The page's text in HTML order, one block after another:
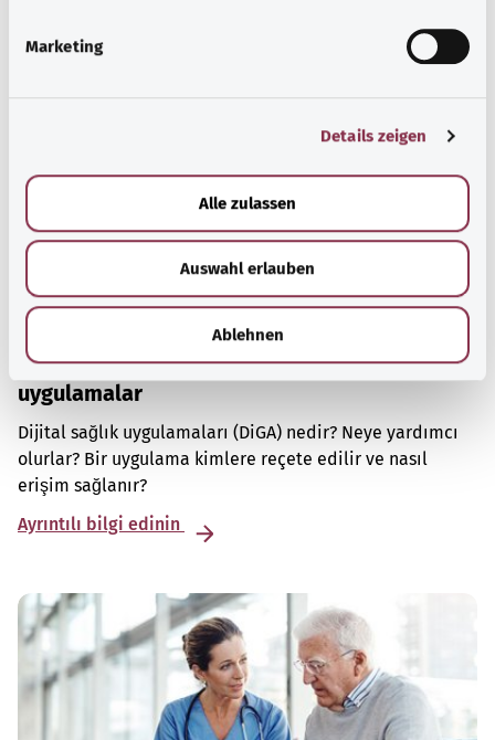
Marketing
Details zeigen
Alle zulassen
Auswahl erlauben
Ablehnen
Önerilen yazılar
Dijital sağlık uygulamaları (DiGA): reçeteli
uygulamalar
Dijital sağlık uygulamaları (DiGA) nedir? Neye yardımcı
olurlar? Bir uygulama kimlere reçete edilir ve nasıl
erişim sağlanır?
Ayrıntılı bilgi edinin